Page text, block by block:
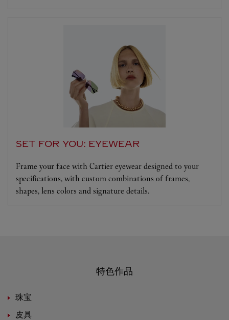
SET FOR YOU: EYEWEAR
Frame your face with Cartier eyewear designed to your
specifications, with custom combinations of frames,
shapes, lens colors and signature details.
特色作品
珠宝
皮具